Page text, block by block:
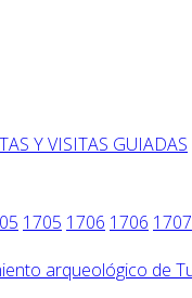
Y VISITAS GUIADAS
1705 1706 1706 1707